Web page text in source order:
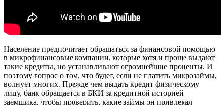
Население предпочитает обращаться за финансовой помощью
в микрофинансовые компании, которые хотя и проще выдают
такие кредиты, но устанавливают огромнейшие проценты. И
поэтому вопрос о том, что будет, если не платить микрозаймы,
волнует многих. Прежде чем выдать кредит физическому
лицу, банк обращается в БКИ за кредитной историей
заемщика, чтобы проверить, какие займы он привлекал